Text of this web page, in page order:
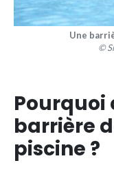
Une
©
Pourquoi
barrière
piscine ?